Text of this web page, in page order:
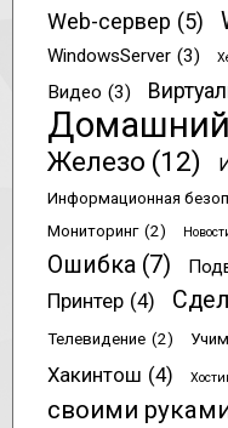
Web-сервер (5)
WindowsServer (3)
Видео (3)
Домашний
Железо (12)
Информационная
Мониторинг (2)
Ошибка (7)
Принтер (4)
Телевидение (2)
Хакинтош (4)
своими